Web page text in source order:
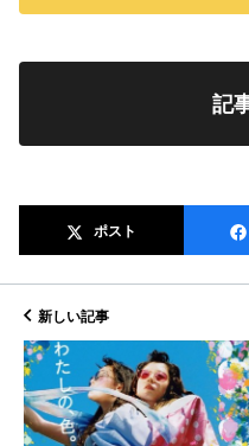
記
ポスト
新しい記事